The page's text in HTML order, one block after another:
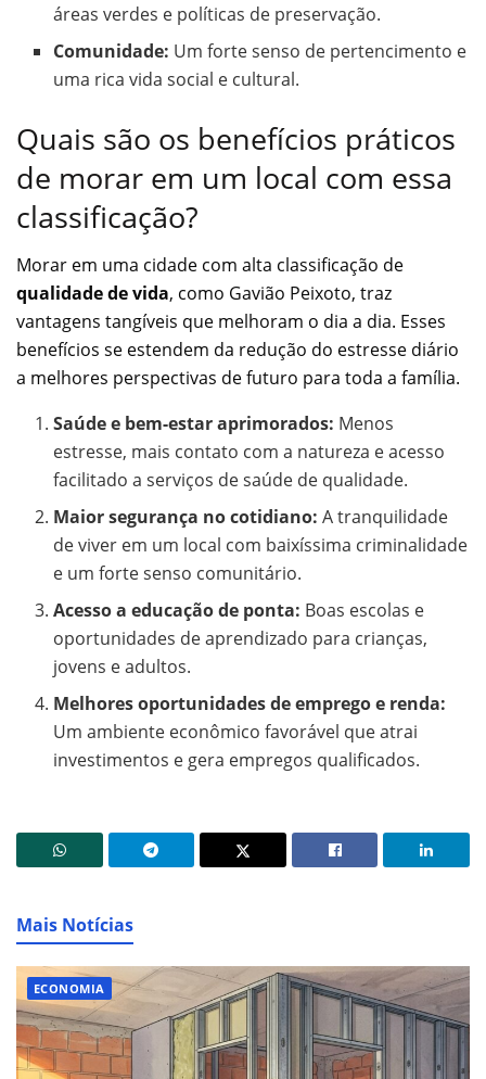
áreas verdes e políticas de preservação.
Comunidade: Um forte senso de pertencimento e
uma rica vida social e cultural.
Quais são os benefícios práticos
de morar em um local com essa
classificação?
Morar em uma cidade com alta classificação de
qualidade de vida, como Gavião Peixoto, traz
vantagens tangíveis que melhoram o dia a dia. Esses
benefícios se estendem da redução do estresse diário
a melhores perspectivas de futuro para toda a família.
Saúde e bem-estar aprimorados: Menos
estresse, mais contato com a natureza e acesso
facilitado a serviços de saúde de qualidade.
Maior segurança no cotidiano: A tranquilidade
de viver em um local com baixíssima criminalidade
e um forte senso comunitário.
Acesso a educação de ponta: Boas escolas e
oportunidades de aprendizado para crianças,
jovens e adultos.
Melhores oportunidades de emprego e renda:
Um ambiente econômico favorável que atrai
investimentos e gera empregos qualificados.
Mais Notícias
ECONOMIA